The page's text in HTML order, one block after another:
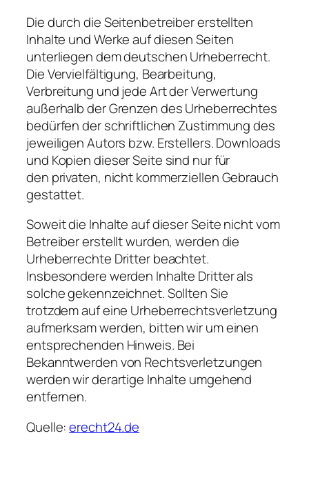
Die durch die Seitenbetreiber erstellten
Inhalte und Werke auf diesen Seiten
unterliegen dem deutschen Urheberrecht.
Die Vervielfältigung, Bearbeitung,
Verbreitung und jede Art der Verwertung
außerhalb der Grenzen des Urheberrechtes
bedürfen der schriftlichen Zustimmung des
jeweiligen Autors bzw. Erstellers. Downloads
und Kopien dieser Seite sind nur für
den privaten, nicht kommerziellen Gebrauch
gestattet.
Soweit die Inhalte auf dieser Seite nicht vom
Betreiber erstellt wurden, werden die
Urheberrechte Dritter beachtet.
Insbesondere werden Inhalte Dritter als
solche gekennzeichnet. Sollten Sie
trotzdem auf eine Urheberrechtsverletzung
aufmerksam werden, bitten wir um einen
entsprechenden Hinweis. Bei
Bekanntwerden von Rechtsverletzungen
werden wir derartige Inhalte umgehend
entfernen.
Quelle:erecht24.de